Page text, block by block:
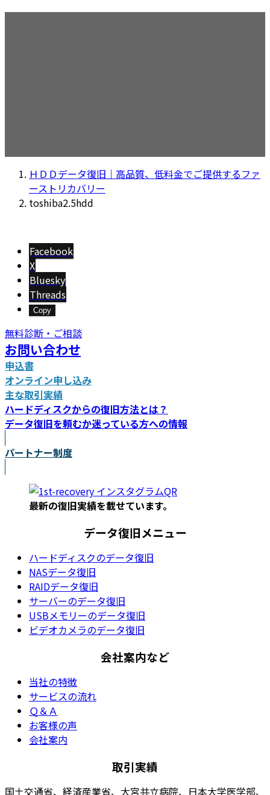
ＨＤＤデータ復旧｜高品質、低料金でご提供するファ
ーストリカバリー
toshiba2.5hdd
Facebook
X
Bluesky
Threads
Copy
無料診断・ご相談
お問い合わせ
申込書
オンライン申し込み
主な取引実績
ハードディスクからの復旧方法とは？
データ復旧を頼むか迷っている方への情報
パートナー制度
最新の復旧実績を載せています。
データ復旧メニュー
ハードディスクのデータ復旧
NASデータ復旧
RAIDデータ復旧
サーバーのデータ復旧
USBメモリーのデータ復旧
ビデオカメラのデータ復旧
会社案内など
当社の特徴
サービスの流れ
Ｑ＆Ａ
お客様の声
会社案内
取引実績
国土交通省、経済産業省、大宮共立病院、日本大学医学部、